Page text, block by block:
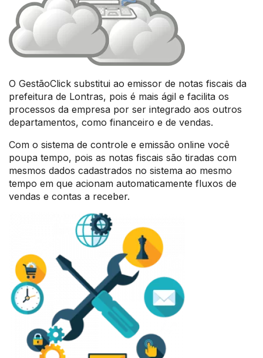
O GestãoClick substitui ao emissor de notas fiscais da
prefeitura de Lontras, pois é mais ágil e facilita os
processos da empresa por ser integrado aos outros
departamentos, como financeiro e de vendas.
Com o sistema de controle e emissão online você
poupa tempo, pois as notas fiscais são tiradas com
mesmos dados cadastrados no sistema ao mesmo
tempo em que acionam automaticamente fluxos de
vendas e contas a receber.